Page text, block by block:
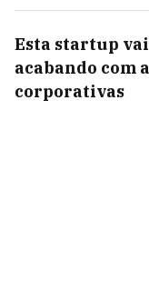
Esta startup
acabando com
corporativas